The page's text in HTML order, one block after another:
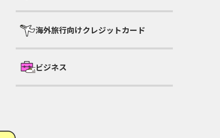
海外旅行向けクレジットカード
ビジネス